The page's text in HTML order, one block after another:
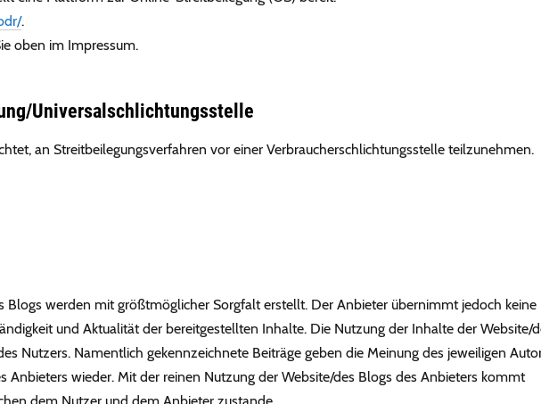
.
oben im Impressum.
Universal­schlichtungs­stelle
an Streitbeilegungsverfahren vor einer Verbraucherschlichtungsstelle teilzunehmen.
Blogs werden mit größtmöglicher Sorgfalt erstellt. Der Anbieter übernimmt jedoch keine
und Aktualität der bereitgestellten Inhalte. Die Nutzung der Inhalte der Website/
Nutzers. Namentlich gekennzeichnete Beiträge geben die Meinung des jeweiligen
Anbieters wieder. Mit der reinen Nutzung der Website/des Blogs des Anbieters kommt